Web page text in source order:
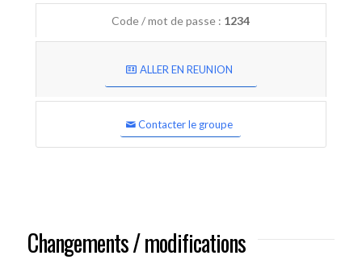
Code / mot de passe : 1234
ALLER EN REUNION
Contacter le groupe
Changements / modifications